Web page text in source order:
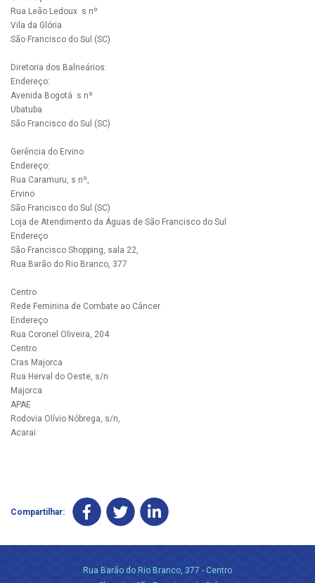
Rua Leão Ledoux s nº
Vila da Glória
São Francisco do Sul (SC)
Diretoria dos Balneários:
Endereço:
Avenida Bogotá s nº
Ubatuba
São Francisco do Sul (SC)
Gerência do Ervino
Endereço:
Rua Caramuru, s nº,
Ervino
São Francisco do Sul (SC)
Loja de Atendimento da Águas de São Francisco do Sul
Endereço
São Francisco Shopping, sala 22,
Rua Barão do Rio Branco, 377
Centro
Rede Feminina de Combate ao Câncer
Endereço
Rua Coronel Oliveira, 204
Centro
Cras Majorca
Rua Herval do Oeste, s/n
Majorca
APAE
Rodovia Olívio Nóbrega, s/n,
Acarai
Compartilhar:
Rua Barão do Rio Branco, 377 - Centro